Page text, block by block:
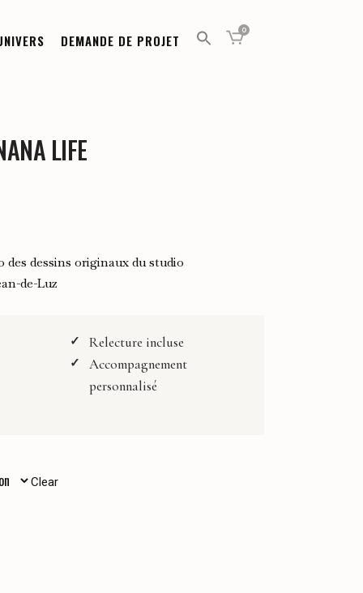
0
DEMANDE DE PROJET
LIFE
€
des dessins originaux du studio
de-Luz
Relecture incluse
Accompagnement
personnalisé
Clear